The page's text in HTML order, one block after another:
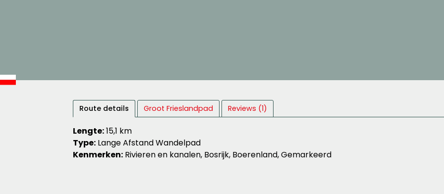
Route details Groot Frieslandpad Reviews (1)
Lengte:15,1 km
Type: Lange Afstand Wandelpad
Kenmerken: Rivieren en kanalen, Bosrijk, Boerenland, Gemarkeerd